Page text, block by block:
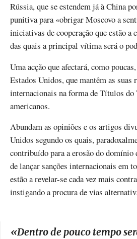
Rússia, que se estendem já à China
punitiva para «obrigar Moscovo a
iniciativas de cooperação que estão a
das quais a principal vítima será o
Uma acção que afectará, como
Estados Unidos, que mantêm as suas
internacionais na forma de Títulos do
americanos.
Abundam as opiniões e os artigos
Unidos segundo os quais,
contribuído para a erosão do domínio
de lançar sanções internacionais em
estão a revelar-se cada vez mais
instigando a procura de vias
«Dentro de pouco tempo